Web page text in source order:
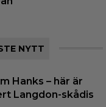
NYTT
Hanks – här är
Langdon-skådis